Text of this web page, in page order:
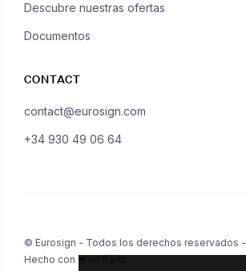
Descubre nuestras ofertas
Documentos
CONTACT
contact@eurosign.com
+34 930 49 06 64
© Eurosign - Todos los derechos reservados -
Hecho con ❤ en París